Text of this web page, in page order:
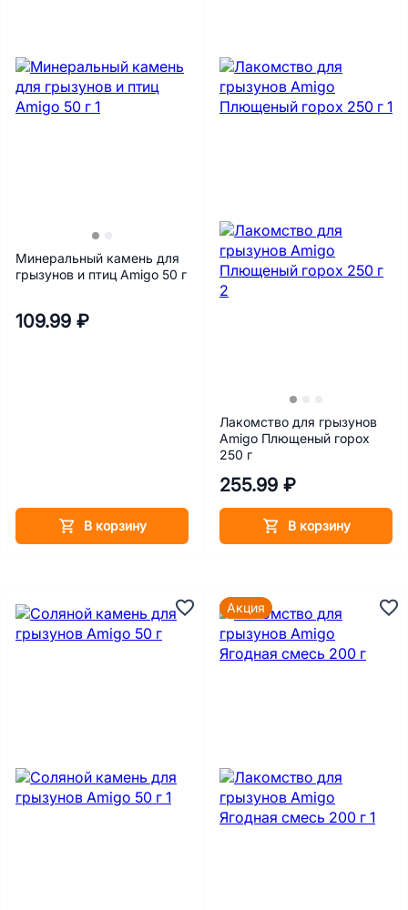
Минеральный камень для
грызунов и птиц Amigo 50 г
109.99 ₽
В корзину
Лакомство для грызунов
Amigo Плющеный горох
250 г
255.99 ₽
В корзину
Акция